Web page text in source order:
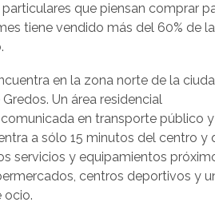
que piensan comprar
tiene vendido más del 60% de la
en la zona norte de la
Un área residencial
en transporte público y
a sólo 15 minutos del centro y
servicios y equipamientos
centros deportivos y
ocio.